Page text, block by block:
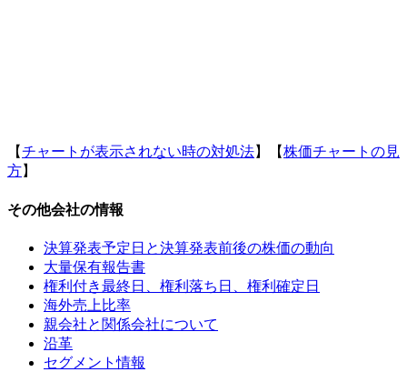
【チャートが表示されない時の対処法】【株価チャートの見
方】
その他会社の情報
決算発表予定日と決算発表前後の株価の動向
大量保有報告書
権利付き最終日、権利落ち日、権利確定日
海外売上比率
親会社と関係会社について
沿革
セグメント情報